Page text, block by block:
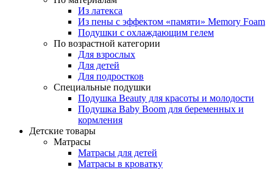
Из латекса
Из пены с эффектом «памяти» Memory Foam
Подушки с охлаждающим гелем
По возрастной категории
Для взрослых
Для детей
Для подростков
Специальные подушки
Подушка Beauty для красоты и молодости
Подушка Baby Boom для беременных и
кормления
Детские товары
Матрасы
Матрасы для детей
Матрасы в кроватку